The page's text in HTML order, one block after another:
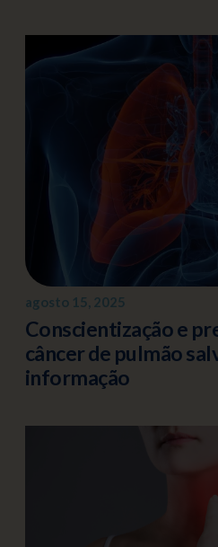
agosto 15, 2025
Conscientização e
câncer de pulmão
informação